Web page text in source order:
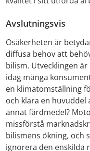
Avslutningsvis
Osäkerheten är
diffusa behov att
bilism. Utvecklingen
idag många
en klimatomställning
och klara en huvuddel
annat färdmedel?
missförstå
bilismens ökning, och
ignorera den enskilda